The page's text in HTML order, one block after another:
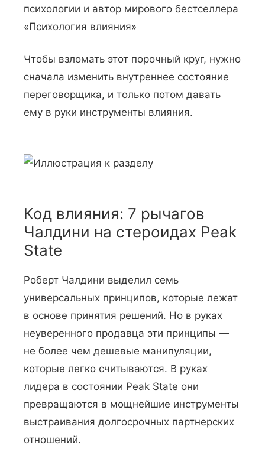
психологии и автор мирового бестселлера
«Психология влияния»
Чтобы взломать этот порочный круг, нужно
сначала изменить внутреннее состояние
переговорщика, и только потом давать
ему в руки инструменты влияния.
Код влияния: 7 рычагов
Чалдини на стероидах Peak
State
Роберт Чалдини выделил семь
универсальных принципов, которые лежат
в основе принятия решений. Но в руках
неуверенного продавца эти принципы —
не более чем дешевые манипуляции,
которые легко считываются. В руках
лидера в состоянии Peak State они
превращаются в мощнейшие инструменты
выстраивания долгосрочных партнерских
отношений.